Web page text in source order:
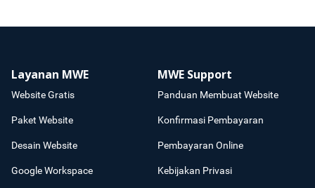
Layanan MWE
Website Gratis
Paket Website
Desain Website
Google Workspace
MWE Support
Panduan Membuat Website
Konfirmasi Pembayaran
Pembayaran Online
Kebijakan Privasi